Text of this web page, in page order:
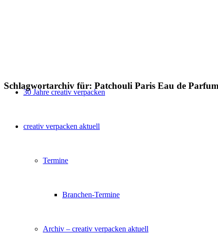
30 Jahre creativ verpacken
creativ verpacken aktuell
Termine
Branchen-Termine
Archiv – creativ verpacken aktuell
Schlagwortarchiv für: Patchouli Paris Eau de Parfum